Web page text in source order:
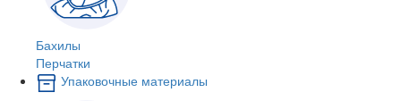
Бахилы
Перчатки
Упаковочные материалы